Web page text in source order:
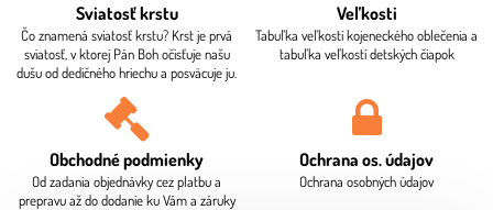
Sviatosť krstu
Čo znamená sviatosť krstu? Krst je prvá
sviatosť, v ktorej Pán Boh očisťuje našu
dušu od dedičného hriechu a posväcuje ju.
Veľkosti
Tabuľka veľkostí kojeneckého oblečenia a
tabuľka veľkostí detských čiapok
Obchodné podmienky
Od zadania objednávky cez platbu a
prepravu až do dodanie ku Vám a záruky
Ochrana os​. údajov
Ochrana osobných údajov